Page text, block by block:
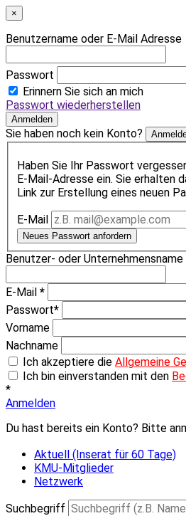
×
Benutzername oder E-Mail Adresse
Passwort
Erinnern Sie sich an mich
Passwort wiederherstellen
Anmelden
Sie haben noch kein Konto?
Haben Sie Ihr Passwort
E-Mail-Adresse ein. Sie erhalten
Link zur Erstellung eines neuen
E-Mail
Neues Passwort anfordern
Benutzer- oder Unternehmensname
E-Mail *
Passwort*
Vorname
Nachname
Ich akzeptiere die Allgemeine
Ich bin einverstanden mit den
*
Anmelden
Du hast bereits ein Konto? Bitte
Aktuell (Inserat für 60 Tage)
KMU-Mitglieder
Netzwerk
Suchbegriff